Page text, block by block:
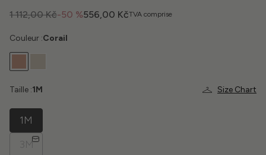
TVA comprise
-50 %
1 112,00 Kč 556,00 Kč
Couleur :Corail
Size Chart
Taille :1M
1M
3M